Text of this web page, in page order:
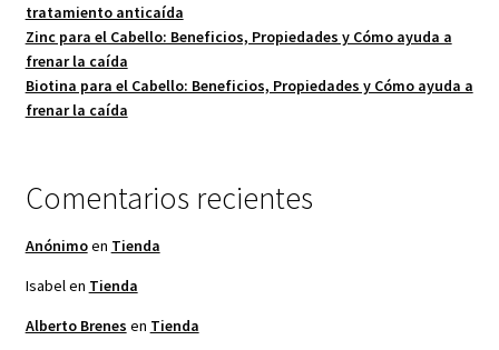
tratamiento anticaída
Zinc para el Cabello: Beneficios, Propiedades y Cómo ayuda a
frenar la caída
Biotina para el Cabello: Beneficios, Propiedades y Cómo ayuda a
frenar la caída
Comentarios recientes
Anónimoen Tienda
Isabelen Tienda
Alberto Brenes en Tienda